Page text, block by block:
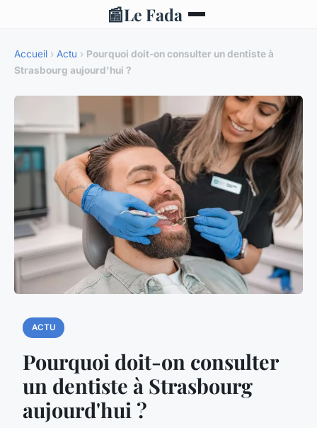
📰Le Fada
Accueil › Actu › Pourquoi doit-on consulter un dentiste à
Strasbourg aujourd'hui ?
ACTU
Pourquoi doit-on consulter
un dentiste à Strasbourg
aujourd'hui ?